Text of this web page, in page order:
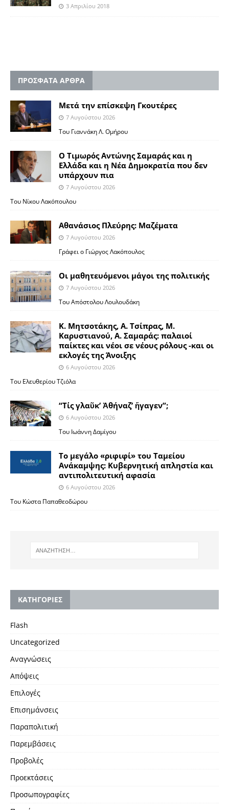
3 Απριλίου 2018
ΠΡΟΣΦΑΤΑ ΑΡΘΡΑ
Μετά την επίσκεψη Γκουτέρες
7 Αυγούστου 2026
Του Γιαννάκη Λ. Ομήρου
Ο Τιμωρός Αντώνης Σαμαράς και η
Ελλάδα και η Νέα Δημοκρατία που δεν
υπάρχουν πια
7 Αυγούστου 2026
Του Νίκου Λακόπουλου
Αθανάσιος Πλεύρης: Μαζέματα
7 Αυγούστου 2026
Γράφει ο Γιώργος Λακόπουλος
Οι μαθητευόμενοι μάγοι της πολιτικής
7 Αυγούστου 2026
Του Απόστολου Λουλουδάκη
Κ. Μητσοτάκης, Α. Τσίπρας, Μ.
Καρυστιανού, Α. Σαμαράς: παλαιοί
παίκτες και νέοι σε νέους ρόλους -και οι
εκλογές της Άνοιξης
6 Αυγούστου 2026
Του Ελευθερίου Τζιόλα
“Τίς γλαῦκ’ Ἀθήναζ’ ἤγαγεν”;
6 Αυγούστου 2026
Του Ιωάννη Δαμίγου
Το μεγάλο «ριφιφί» του Ταμείου
Ανάκαμψης: Κυβερνητική απληστία και
αντιπολιτευτική αφασία
6 Αυγούστου 2026
Του Κώστα Παπαθεοδώρου
KΑΤΗΓΟΡΙΕΣ
Flash
Uncategorized
Αναγνώσεις
Απόψεις
Επιλογές
Επισημάνσεις
Παραπολιτική
Παρεμβάσεις
Προβολές
Προεκτάσεις
Προσωπογραφίες